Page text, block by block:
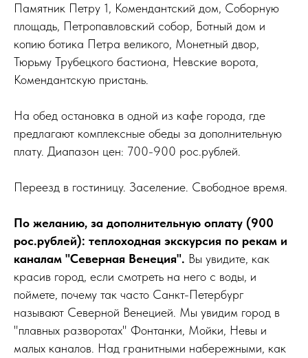
Памятник Петру 1, Комендантский дом, Соборную
площадь, Петропавловский собор, Ботный дом и
копию ботика Петра великого, Монетный двор,
Тюрьму Трубецкого бастиона, Невские ворота,
Комендантскую пристань.
На обед остановка в одной из кафе города, где
предлагают комплексные обеды за дополнительную
плату. Диапазон цен: 700-900 рос.рублей.
Переезд в гостиницу. Заселение. Свободное время.
По желанию, за дополнительную оплату (900
рос.рублей): теплоходная экскурсия по рекам и
каналам "Северная Венеция". Вы увидите, как
красив город, если смотреть на него с воды, и
поймете, почему так часто Санкт-Петербург
называют Северной Венецией. Мы увидим город в
"плавных разворотах" Фонтанки, Мойки, Невы и
малых каналов. Над гранитными набережными, как